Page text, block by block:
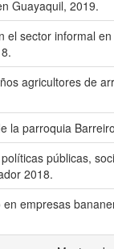
Guayaquil, 2019.
el sector informal
agricultores de
la parroquia
públicas,
2018.
empresas